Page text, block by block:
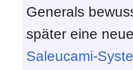
Generals
später eine
Saleucami-